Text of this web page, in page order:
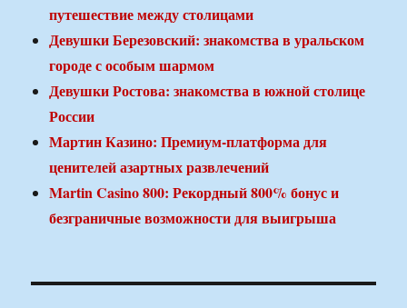
путешествие между столицами
Девушки Березовский: знакомства в уральском
городе с особым шармом
Девушки Ростова: знакомства в южной столице
России
Мартин Казино: Премиум-платформа для
ценителей азартных развлечений
Martin Casino 800: Рекордный 800% бонус и
безграничные возможности для выигрыша